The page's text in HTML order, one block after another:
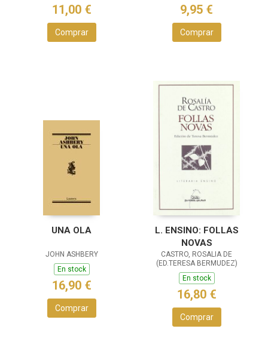
11,00 €
Comprar
9,95 €
Comprar
UNA OLA
JOHN ASHBERY
En stock
16,90 €
Comprar
L. ENSINO: FOLLAS
NOVAS
CASTRO, ROSALIA DE
(ED.TERESA BERMUDEZ)
En stock
16,80 €
Comprar